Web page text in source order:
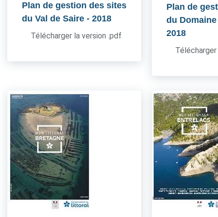
Plan de gestion des sites
du Val de Saire - 2018
Télécharger la version .pdf
Plan de
du
2018